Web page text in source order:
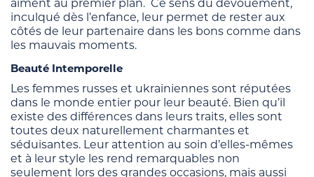
aiment au premier plan. Ce sens du dévouement,
inculqué dès l’enfance, leur permet de rester aux
côtés de leur partenaire dans les bons comme dans
les mauvais moments.
Beauté Intemporelle
Les femmes russes et ukrainiennes sont réputées
dans le monde entier pour leur beauté. Bien qu’il
existe des différences dans leurs traits, elles sont
toutes deux naturellement charmantes et
séduisantes. Leur attention au soin d’elles-mêmes
et à leur style les rend remarquables non
seulement lors des grandes occasions, mais aussi